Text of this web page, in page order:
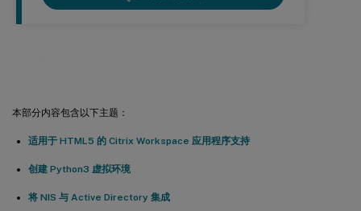
本部分内容包含以下主题：
适用于 HTML5 的 Citrix Workspace 应用程序支持
创建 Python3 虚拟环境
将 NIS 与 Active Directory 集成